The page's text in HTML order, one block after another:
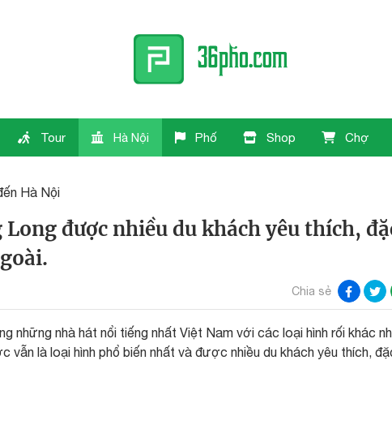
Tour Hà Nội Phố Shop Chợ
Hà Nội
được nhiều du khách yêu thích,
Chia sẻ
những nhà hát nổi tiếng nhất Việt Nam với các loại hình rối khác
vẫn là loại hình phổ biến nhất và được nhiều du khách yêu thích,